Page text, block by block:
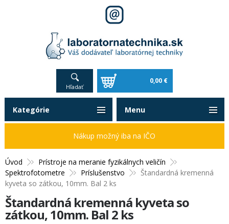
Hľadať
0,00 €
Úvod
Prístroje na meranie fyzikálnych veličín
Spektrofotometre
Príslušenstvo
Štandardná kremenná
kyveta so zátkou, 10mm. Bal 2 ks
Štandardná kremenná kyveta so
zátkou, 10mm. Bal 2 ks
Kategórie
Nákup možný iba na IČO
Menu